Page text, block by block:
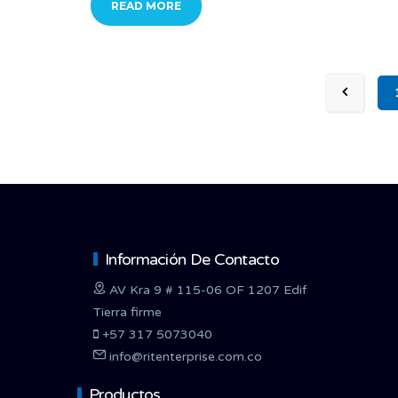
READ MORE
Información De Contacto
AV Kra 9 # 115-06 OF 1207 Edif
Tierra firme
+57 317 5073040
info@ritenterprise.com.co